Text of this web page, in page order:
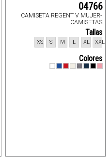
04766
CAMISETA REGENT V MUJER-
CAMISETAS
Tallas
XXL
XL
L
M
S
XS
Colores